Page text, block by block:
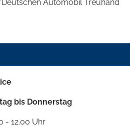
Automobil Treuhand
bis Donnerstag
- 12.00 Uhr